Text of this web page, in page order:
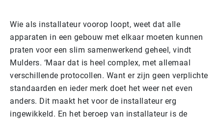
Wie als installateur voorop loopt, weet dat alle
apparaten in een gebouw met elkaar moeten kunnen
praten voor een slim samenwerkend geheel, vindt
Mulders. ‘Maar dat is heel complex, met allemaal
verschillende protocollen. Want er zijn geen verplichte
standaarden en ieder merk doet het weer net even
anders. Dit maakt het voor de installateur erg
ingewikkeld. En het beroep van installateur is de